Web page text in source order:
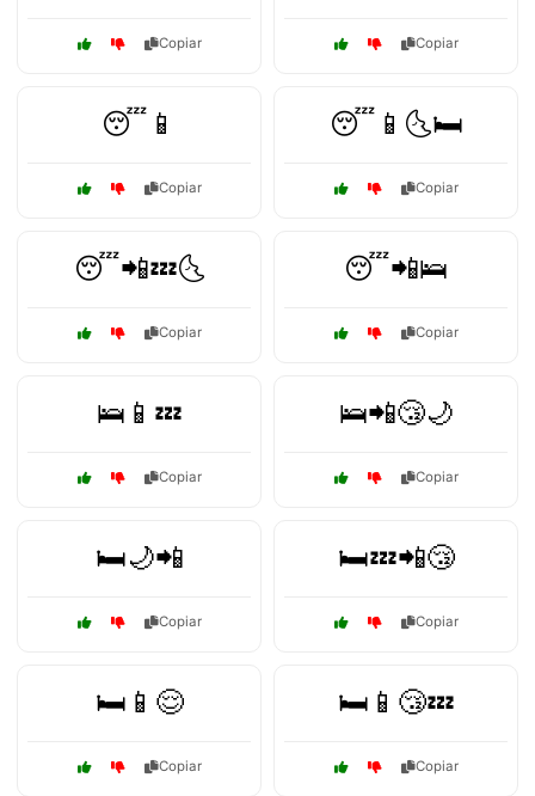
Copiar Copiar
😴📱
Copiar
😴📱🌜🛏️
Copiar
😴📲💤🌜
Copiar
😴📲🛌
Copiar
🛌📱💤
Copiar
🛌📲😴🌙
Copiar
🛏️🌙📲
Copiar
🛏️💤📲😴
Copiar
🛏️📱😌
Copiar
🛏️📱😴💤
Copiar